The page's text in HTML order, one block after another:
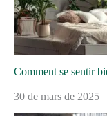
Comment se sentir
30 de mars de 2025